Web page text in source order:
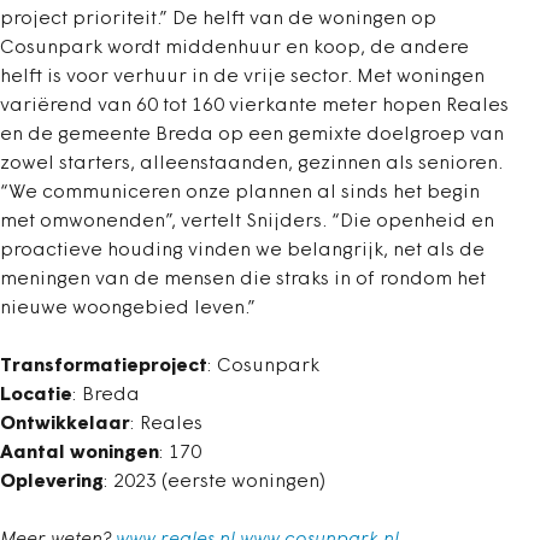
project prioriteit.” De helft van de woningen op
Cosunpark wordt middenhuur en koop, de andere
helft is voor verhuur in de vrije sector. Met woningen
variërend van 60 tot 160 vierkante meter hopen Reales
en de gemeente Breda op een gemixte doelgroep van
zowel starters, alleenstaanden, gezinnen als senioren.
“We communiceren onze plannen al sinds het begin
met omwonenden”, vertelt Snijders. “Die openheid en
proactieve houding vinden we belangrijk, net als de
meningen van de mensen die straks in of rondom het
nieuwe woongebied leven.”
Transformatieproject: Cosunpark
Locatie: Breda
Ontwikkelaar: Reales
Aantal woningen: 170
Oplevering: 2023 (eerste woningen)